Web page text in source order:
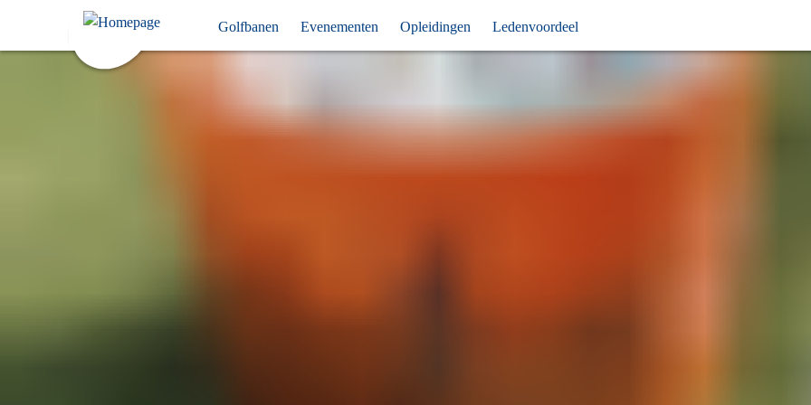
Hoofdnavigatie
Golfbanen
Evenementen Opleidingen
Ledenvoordeel